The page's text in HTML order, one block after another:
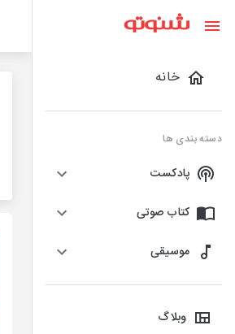
خانه
دسته بندی ها
پادکست
کتاب صوتی
موسیقی
وبلاگ